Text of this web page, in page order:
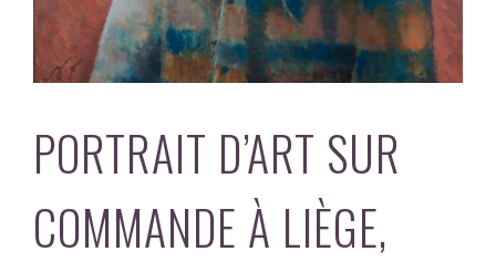
PORTRAIT D’ART SUR
COMMANDE À LIÈGE,